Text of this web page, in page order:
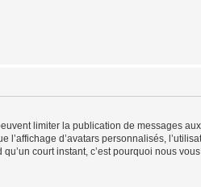
limiter la publication de messages
d’avatars personnalisés,
court instant, c’est pourquoi nous